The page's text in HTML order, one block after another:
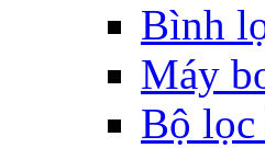
Bình
Máy
Bộ lọc